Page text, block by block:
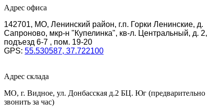
Адрес офиса
142701, МО, Ленинский район, г.п. Горки Ленинские, д.
Сапроново, мкр-н "Купелинка", кв-л. Центральный, д. 2,
подъезд 6-7 , пом. 19-20
GPS: 55.530587, 37.722100
Адрес склада
МО, г. Видное, ул. Донбасская д.2 БЦ. Юг (предварительно
звонить за час)